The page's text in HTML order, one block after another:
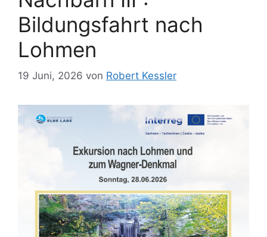
Bildungsfahrt nach
Lohmen
19 Juni, 2026 von Robert Kessler